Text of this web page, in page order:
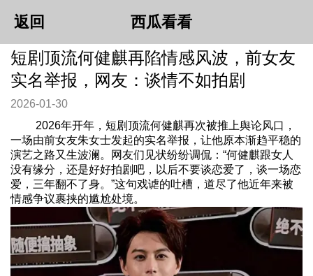
返回 西瓜看看
短剧顶流何健麒再陷情感风波，前女友
实名举报，网友：谈情不如拍剧
2026-01-30
2026年开年，短剧顶流何健麒再次被推上舆论风口，
一场由前女友朱女士发起的实名举报，让他原本渐趋平稳的
演艺之路又生波澜。网友们见状纷纷调侃：“何健麒跟女人
没有缘分，还是好好拍剧吧，以后不要谈恋爱了，谈一场恋
爱，三年翻不了身。”这句戏谑的吐槽，道尽了他近年来被
情感争议裹挟的尴尬处境。